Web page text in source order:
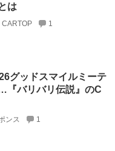
は
CARTOP 1
グッドスマイルミーテ
『バリバリ伝説』のC
ンス 1